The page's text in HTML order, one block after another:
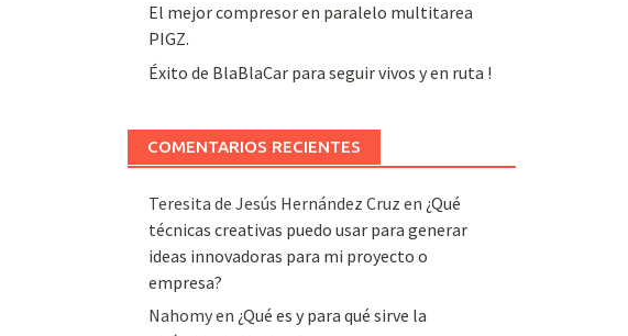
El mejor compresor en paralelo multitarea
PIGZ.
Éxito de BlaBlaCar para seguir vivos y en ruta !
COMENTARIOS RECIENTES
Teresita de Jesús Hernández Cruz en ¿Qué
técnicas creativas puedo usar para generar
ideas innovadoras para mi proyecto o
empresa?
Nahomyen ¿Qué es y para qué sirve la